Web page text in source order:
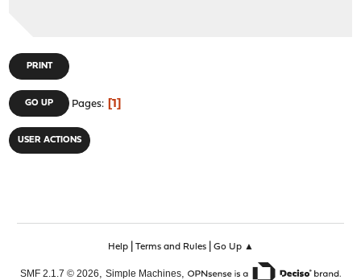
PRINT
GO UP Pages 1
USER ACTIONS
Help| Terms and Rules| Go Up ▲
SMF 2.1.7 © 2026 Simple Machines